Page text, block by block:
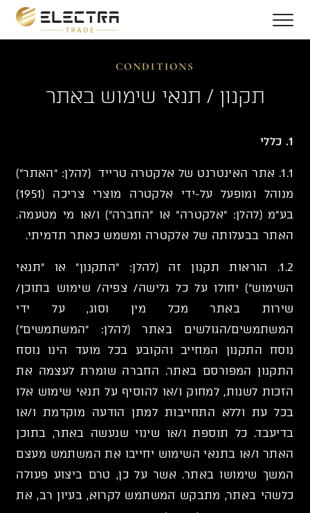
CONDITIONS
תקנון / תנאי שימוש באתר
1. כללי
1.1. אתר האינטרנט של אלקטרה טרייד (להלן: "האתר")
מנוהל ומופעל על-ידי אלקטרה מוצרי צריכה (1951)
בע"מ (להלן: "אלקטרה" או "החברה") ו/או מי מטעמה.
האתר בבעלותה של אלקטרה ומשמש כאתר תדמיתי.
1.2. הוראות תקנון זה (להלן: "התקנון" או "תנאי
השימוש") יחולו על כל גלישה/ צפיה/ שימוש בתוכן/
שירות באתר מכל מין וסוג, על ידי
המשתמשים/הגולשים באתר (להלן: "המשתמשים")
נוסח התקנון המחייב והקובע בכל מועד הינו נוסח
התקנון המפורסם באתר. החברה שומרת לעצמה את
הזכות לשנות, למחוק ו/או להוסיף על תנאי שימוש אלו
בכל עת וללא התחייבות למתן הודעה מוקדמת ו/או
בדיעבד. כל תוספת ו/או שינוי שנעשה באתר, בתוכן
האתר ו/או בתנאי השימוש יחייבו את המשתמש מעצם
המשך שימושו באתר. אשר על כן, טרם ביצוע פעולה
כלשהי באתר, מתבקש המשתמש לקרוא, בעיון רב, את